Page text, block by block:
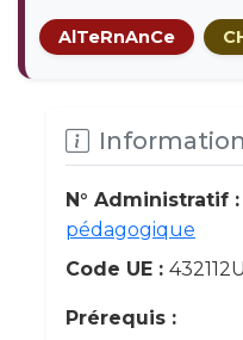
AlTeRnAnCe
N° Administratif :
pédagogique
Code UE :
Prérequis :